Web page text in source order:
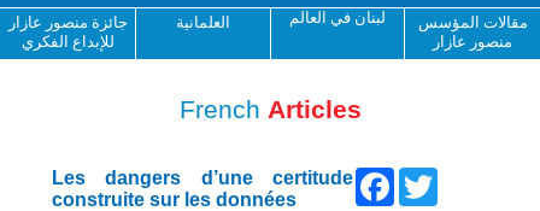
مقالات المؤسس
منصور عازار
لبنان في العالم العلمانية
جائزة منصور عازار
للإبداع الفكري
French Articles
Facebook
Les dangers d’une certitude
construite sur les données